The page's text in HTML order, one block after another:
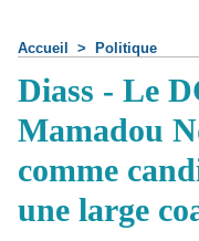
Accueil > Politique
Diass - Le
Mamadou
comme
une large